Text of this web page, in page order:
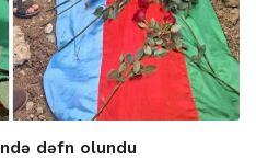
dəfn olundu